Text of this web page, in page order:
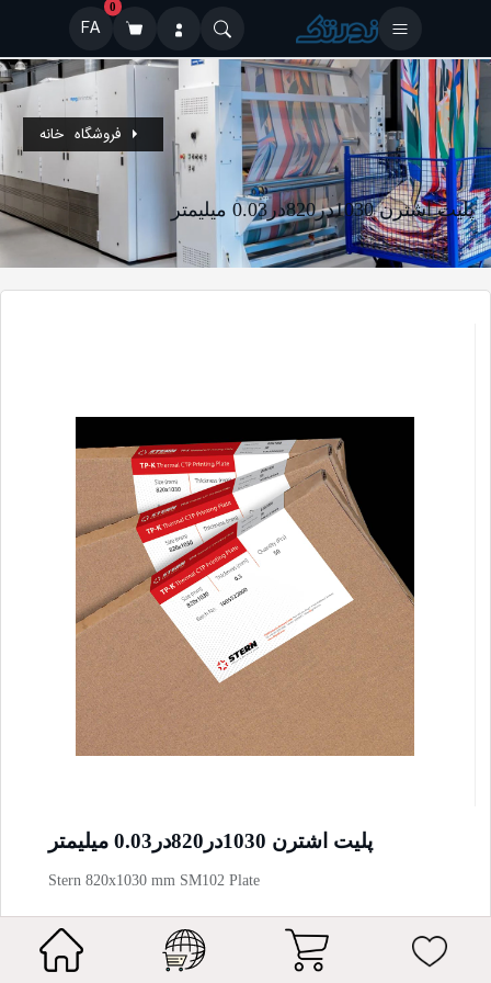
0
FA
خانه فروشگاه
پلیت اشترن 1030در820در0.03 میلیمتر
پلیت اشترن 1030در820در0.03 میلیمتر
Stern 820x1030 mm SM102 Plate
● Thermal CTP plates with balanced press performance,